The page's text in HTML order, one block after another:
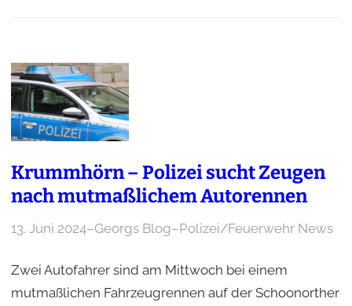
Krummhörn – Polizei sucht Zeugen
nach mutmaßlichem Autorennen
13. Juni 2024–Georgs Blog–Polizei/Feuerwehr News
Zwei Autofahrer sind am Mittwoch bei einem
mutmaßlichen Fahrzeugrennen auf der Schoonorther